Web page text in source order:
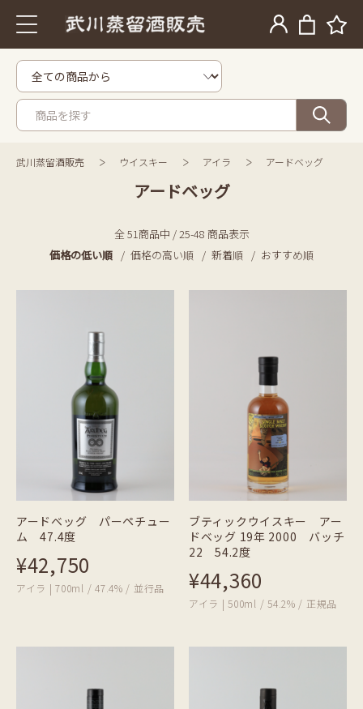
武川蒸留酒販売 ウイスキー アイラ アードベッグ
アードベッグ
全 51商品中 / 25-48 商品表示
価格の低い順
価格の高い順 新着順 おすすめ順
アードベッグ パーペチュー
ム 47.4度
¥42,750
アイラ | 700ml / 47.4% / 並行品
ブティックウイスキー アー
ドベッグ 19年 2000 バッチ
22 54.2度
¥44,360
アイラ | 500ml / 54.2% / 正規品